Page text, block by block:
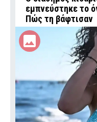
εμπνεύστηκε το
Πώς τη βάφτισαν